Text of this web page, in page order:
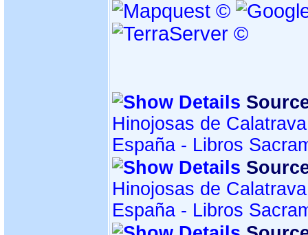
Hinojosas de
España - Libros
Hinojosas de
España - Libros